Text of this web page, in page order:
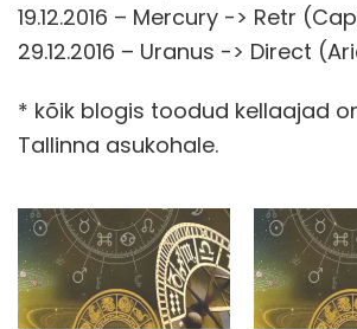
19.12.2016 – Mercury -> Retr
29.12.2016 – Uranus -> Direct
* kõik blogis toodud kellaajad
Tallinna asukohale.